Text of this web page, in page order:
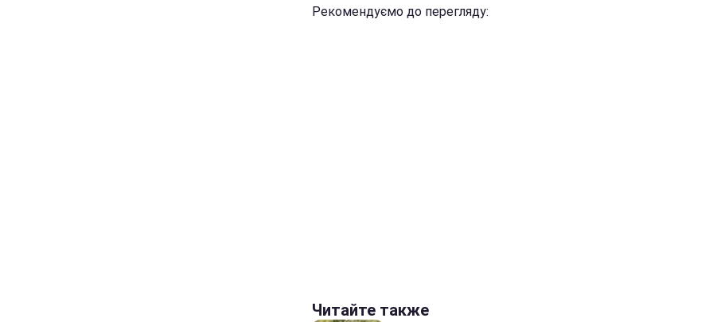
Рекомендуємо до перегляду:
Читайте также